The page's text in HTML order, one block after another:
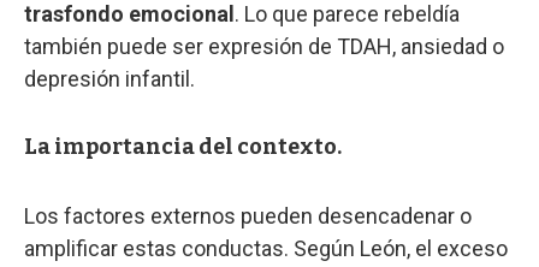
trasfondo emocional . Lo que parece rebeldía
también puede ser expresión de TDAH, ansiedad o
depresión infantil.
La importancia del contexto.
Los factores externos pueden desencadenar o
amplificar estas conductas. Según León, el exceso